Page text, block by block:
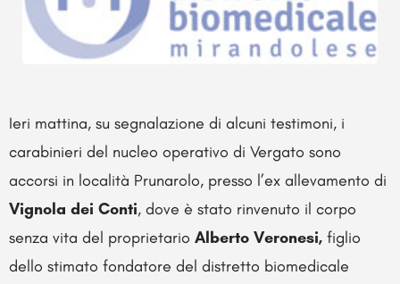
Ieri mattina, su segnalazione di alcuni testimoni, i
carabinieri del nucleo operativo di Vergato sono
accorsi in località Prunarolo, presso l’ex allevamento di
Vignola dei Conti, dove è stato rinvenuto il corpo
senza vita del proprietario Alberto Veronesi, figlio
dello stimato fondatore del distretto biomedicale